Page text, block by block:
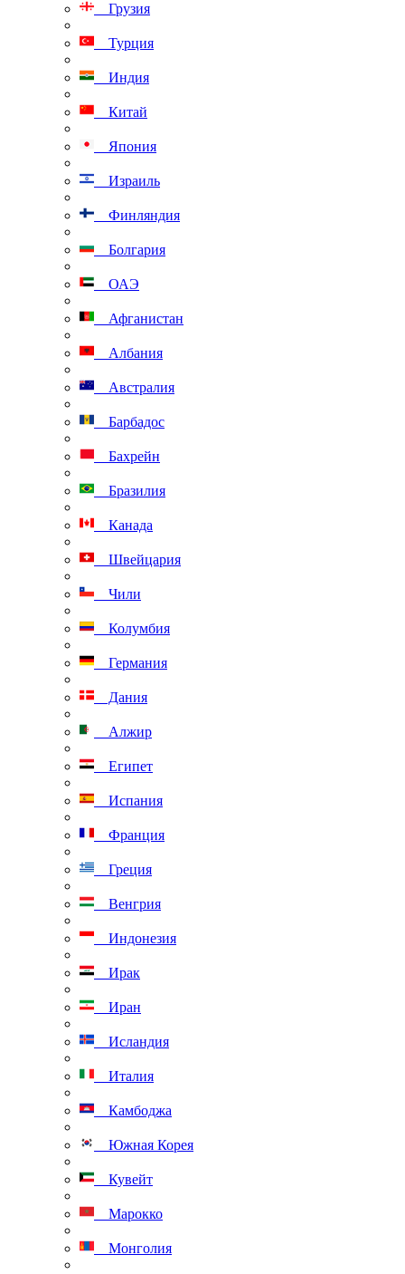
Грузия
Турция
Индия
Китай
Япония
Израиль
Финляндия
Болгария
ОАЭ
Афганистан
Албания
Австралия
Барбадос
Бахрейн
Бразилия
Канада
Швейцария
Чили
Колумбия
Германия
Дания
Алжир
Египет
Испания
Франция
Греция
Венгрия
Индонезия
Ирак
Иран
Исландия
Италия
Камбоджа
Южная Корея
Кувейт
Марокко
Монголия